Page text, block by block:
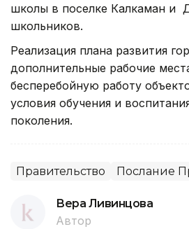
школы в поселке Калкаман и
школьников.
Реализация плана развития
дополнительные рабочие
бесперебойную работу
условия обучения и
поколения.
Правительство Послание
Вера Ливинцова
Автор